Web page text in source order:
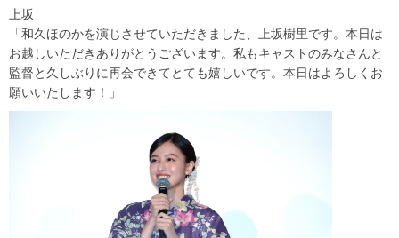
上坂
「和久ほのかを演じさせていただきました、上坂樹里です。本日は
お越しいただきありがとうございます。私もキャストのみなさんと
監督と久しぶりに再会できてとても嬉しいです。本日はよろしくお
願いいたします！」